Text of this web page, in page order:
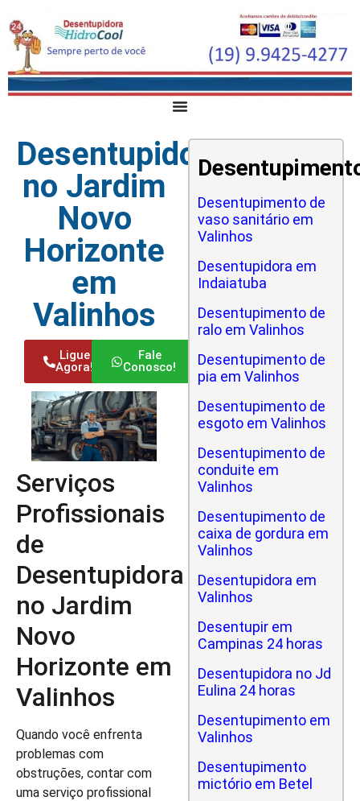
Desentupidora
no Jardim
Novo
Horizonte
em
Valinhos
Ligue
Agora!
Fale
Conosco!
Serviços
Profissionais
de
Desentupidora
no Jardim
Novo
Horizonte em
Valinhos
Quando você enfrenta
problemas com
obstruções, contar com
uma serviço profissional
Desentupimento de
vaso sanitário em
Valinhos
Desentupidora em
Indaiatuba
Desentupimento de
ralo em Valinhos
Desentupimento de
pia em Valinhos
Desentupimento de
esgoto em Valinhos
Desentupimento de
conduite em
Valinhos
Desentupimento de
caixa de gordura em
Valinhos
Desentupidora em
Valinhos
Desentupir em
Campinas 24 horas
Desentupidora no Jd
Eulina 24 horas
Desentupimento em
Valinhos
Desentupimento
mictório em Betel